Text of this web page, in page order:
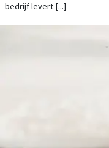
bedrijf levert [...]